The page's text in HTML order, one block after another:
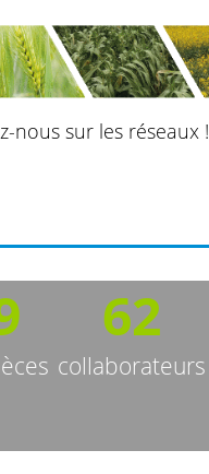
nous sur les réseaux !
62
collaborateurs